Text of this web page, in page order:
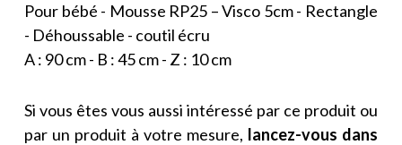
Pour bébé - Mousse RP25 – Visco 5cm - Rectangle
- Déhoussable - coutil écru
A : 90 cm - B : 45 cm - Z : 10 cm
Si vous êtes vous aussi intéressé par ce produit ou
par un produit à votre mesure, lancez-vous dans